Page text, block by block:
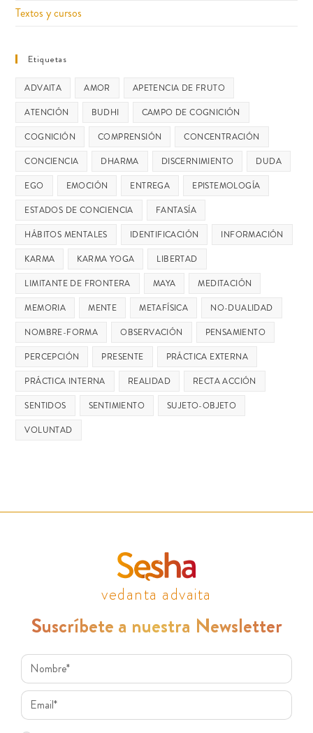
Textos y cursos
Etiquetas
ADVAITA AMOR
APETENCIA DE FRUTO
ATENCIÓN
BUDHI
CAMPO DE COGNICIÓN
COGNICIÓN
COMPRENSIÓN
CONCENTRACIÓN
CONCIENCIA
DHARMA DISCERNIMIENTO
DUDA
EGO
EMOCIÓN ENTREGA
EPISTEMOLOGÍA
ESTADOS DE CONCIENCIA
FANTASÍA
HÁBITOS MENTALES
IDENTIFICACIÓN
INFORMACIÓN
KARMA
KARMA YOGA
LIBERTAD
LIMITANTE DE FRONTERA
MAYA
MEDITACIÓN
MEMORIA
MENTE METAFÍSICA
NO-DUALIDAD
NOMBRE-FORMA
OBSERVACIÓN
PENSAMIENTO
PERCEPCIÓN
PRESENTE
PRÁCTICA EXTERNA
PRÁCTICA INTERNA
REALIDAD
RECTA ACCIÓN
SENTIDOS
SENTIMIENTO
SUJETO-OBJETO
VOLUNTAD
vedanta advaita
Suscríbete a nuestra Newsletter